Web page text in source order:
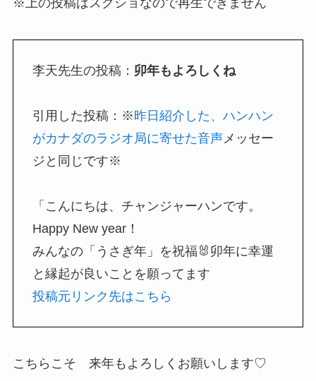
※上の投稿はスクショなので再生できません
李天先生の投稿： 卯年もよろしくね
引用した投稿：※昨日紹介した、ハンハン
がカナダのラジオ局に寄せた音声メッセー
ジと同じです※
「こんにちは、チャンジャーハンです。
Happy New year！
みんなの「うさぎ年」を祝福🐰卯年に幸運
と縁起が良いことを願ってます
投稿元リンク先はこちら
こちらこそ 来年もよろしくお願いします♡